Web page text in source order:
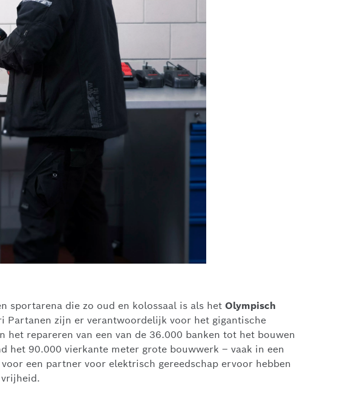
sportarena die zo oud en kolossaal is als het Olympisch
Partanen zijn er verantwoordelijk voor het gigantische
repareren van een van de 36.000 banken tot het bouwen
het 90.000 vierkante meter grote bouwwerk – vaak in een
een partner voor elektrisch gereedschap ervoor hebben